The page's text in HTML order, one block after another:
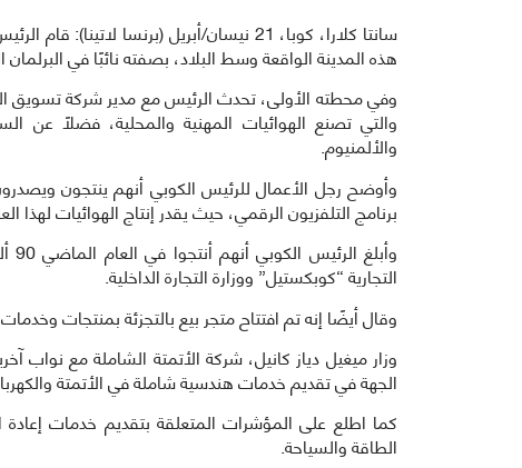
سانتا كلارا، كوبا، 21 نيسان/أبريل (برنسا
هذه المدينة الواقعة وسط البلاد، بصفته نائبًا في
وفي محطته الأولى، تحدث الرئيس مع مدير شركة تسويق
والتي تصنع الهوائيات المهنية والمحلية، فضلاً عن
والألمنيوم.
وأوضح رجل الأعمال للرئيس الكوبي أنهم ينتجون
برنامج التلفزيون الرقمي، حيث يقدر إنتاج الهوائيات لهذا العام بحوالي 67000 وحدة من
التجارية “كوبكستيل” ووزارة التجارة الداخلية.
وقال أيضًا إنه تم افتتاح متجر بيع بالتجزئة بمنتجات
وزار ميغيل دياز كانيل، شركة الأتمتة الشاملة مع نواب
الجهة في تقديم خدمات هندسية شاملة في الأتمتة
كما اطلع على المؤشرات المتعلقة بتقديم خدمات إعادة
الطاقة والسياحة.